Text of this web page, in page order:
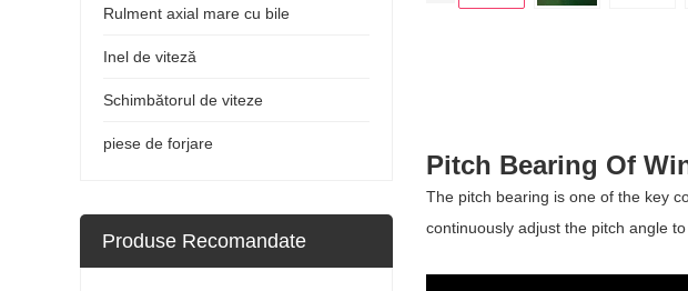
Pitch Bearing Of
The pitch bearing is one of the key
continuously adjust the pitch angle
Rulment axial mare cu bile
Inel de viteză
Schimbătorul de viteze
piese de forjare
Produse Recomandate